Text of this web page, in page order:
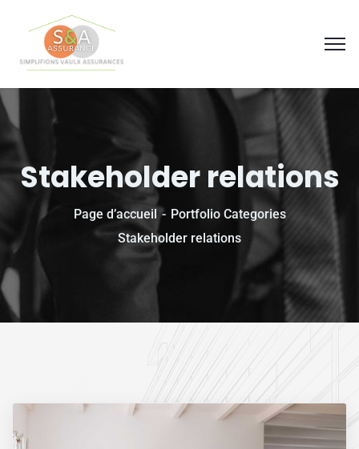
Panneau de gestion des cookies
Stakeholder relations
Page d’accueil
Portfolio Categories
Stakeholder relations